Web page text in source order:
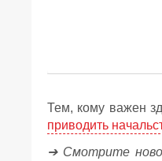
Тем, кому важен
приводить
➔ Смотрите